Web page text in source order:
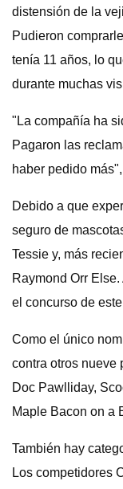
distensión de la
Pudieron
tenía 11 años, lo
durante muchas
"La compañía ha
Pagaron las
haber pedido
Debido a que
seguro de
Tessie y, más
Raymond Orr
el concurso de
Como el único
contra otros nueve
Doc Pawlliday,
Maple Bacon on a
También hay
Los competidores